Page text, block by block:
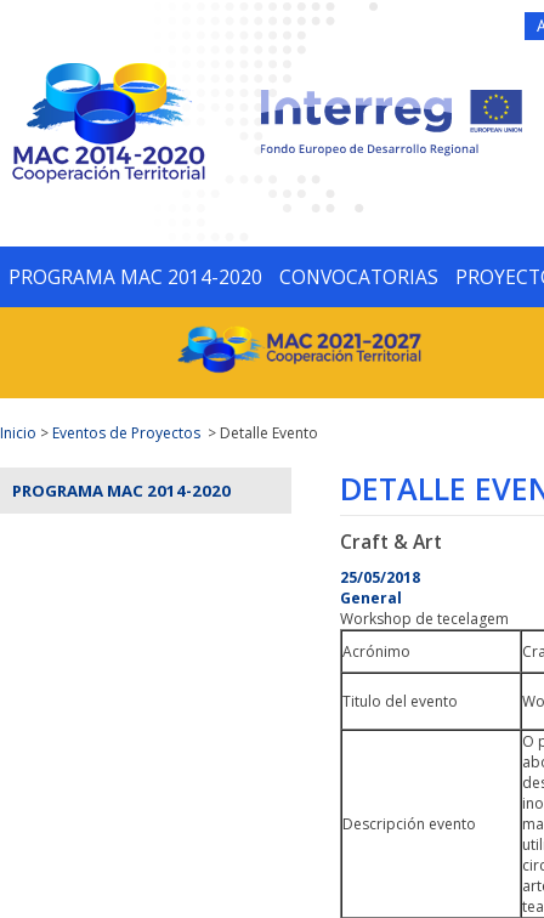
PROGRAMA MAC 2014-2020 CONVOCATORIAS
Inicio >Eventos de Proyectos > Detalle Evento
PROGRAMA MAC 2014-2020 DETALLE
Craft & Art
25/05/2018
General
Workshop de tecelagem
Acrónimo
Titulo del evento
Descripción evento
O